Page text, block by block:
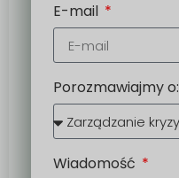
E-mail
Porozmawiajmy o:
Wiadomość